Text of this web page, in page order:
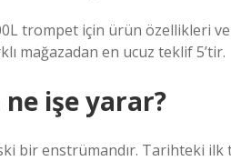
trompet için ürün özellikleri
mağazadan en ucuz teklif 5’tir.
işe yarar?
bir enstrümandır. Tarihteki ilk